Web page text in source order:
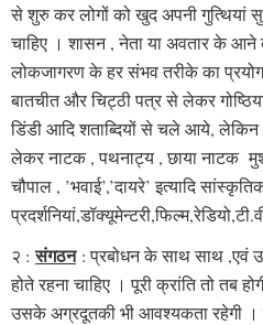
से शुरु कर लोगों को खुद अपनी गुत्थियां
चाहिए । शासन , नेता या अवतार के आने
लोकजागरण के हर संभव तरीके का
बातचीत और चिट्ठी पत्र से लेकर
डिंडी आदि शताब्दियों से चले आये,
लेकर नाटक , पथनाट्य , छाया नाटक
चौपाल , ’भवाई’,’दायरे’ इत्यादि
२ :संगठन : प्रबोधन के साथ साथ
होते रहना चाहिए । पूरी क्रांति तो तब
उसके अग्रदूतकी भी आवश्यकता रहेगी